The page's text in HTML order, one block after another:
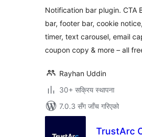
Notification bar plugin. CTA
bar, footer bar, cookie
timer, text carousel, email
coupon copy & more – all
Rayhan Uddin
30+ सक्रिय स्थापना
7.0.3 सँग जाँच गरिएको
TrustArc